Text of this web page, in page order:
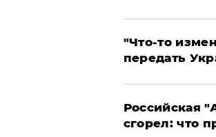
​"Что-то
передать
​Российская
сгорел: что